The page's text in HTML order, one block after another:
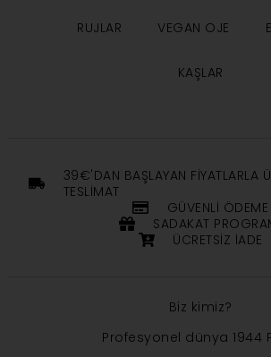
RUJLAR VEGAN OJE
KAŞLAR
39€'DAN BAŞLAYAN FIYATLARLA
TESLIMAT
GÜVENLI ÖDEME
SADAKAT
ÜCRETSIZ IADE
Biz kimiz?
Profesyonel dünya 1944